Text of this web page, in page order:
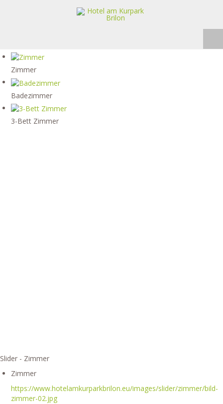
Zimmer
Badezimmer
3-Bett Zimmer
Slider - Zimmer
Zimmer
https://www.hotelamkurparkbrilon.eu/images/slider/zimmer/bild-
zimmer-02.jpg